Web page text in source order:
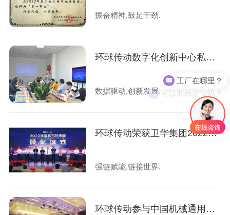
振奋精神,鼓足干劲.
环球传动数字化创新中心私享会圆满举行
数据驱动,创新发展.
环球传动荣获卫华集团2022年度优秀供应商！
强链赋能,链接世界.
环球传动参与中国机械通用零部件工业协会七届五次理事会扩大会议
可以非标定做吗？